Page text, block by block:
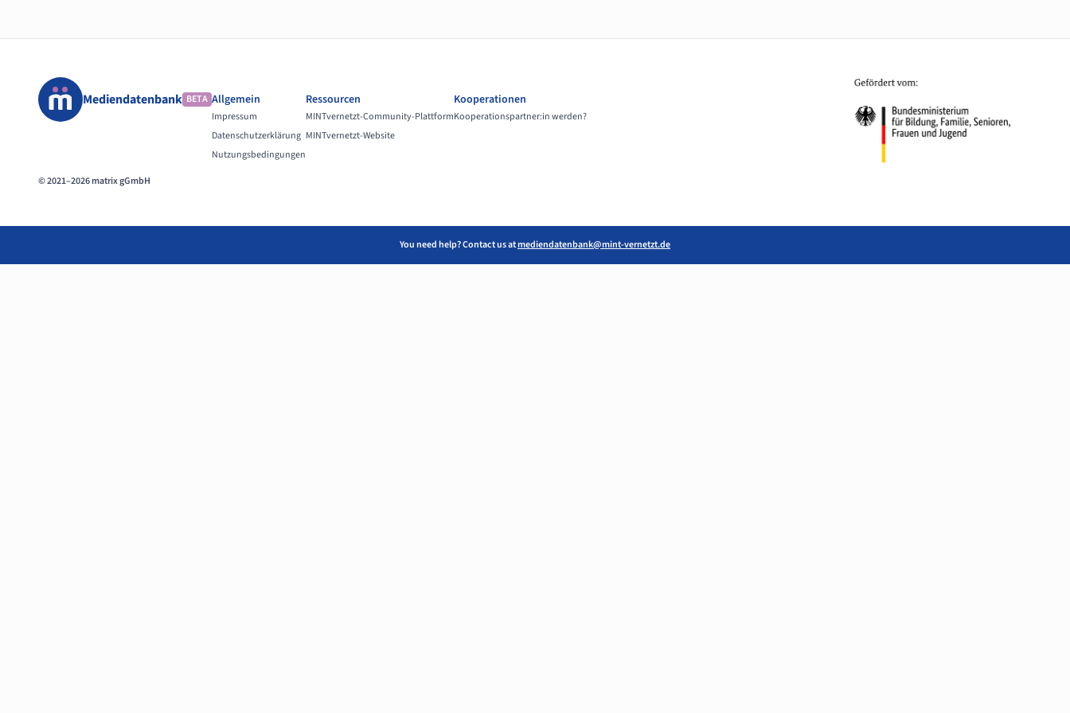
Mediendatenbank BETA
© 2021–2026 matrix gGmbH
Allgemein
Impressum
Datenschutzerklärung
Nutzungsbedingungen
Ressourcen
MINTvernetzt-Community-Plattform
MINTvernetzt-Website
Kooperationen
Kooperationspartner:in werden?
You need help? Contact us atmediendatenbank@mint-vernetzt.de